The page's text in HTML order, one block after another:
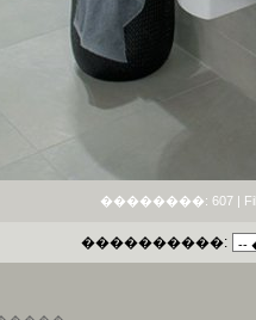
��������: 607 | File
����������: